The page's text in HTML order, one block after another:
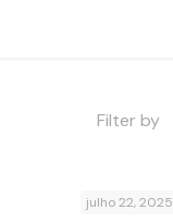
Filter by
julho 22, 2025